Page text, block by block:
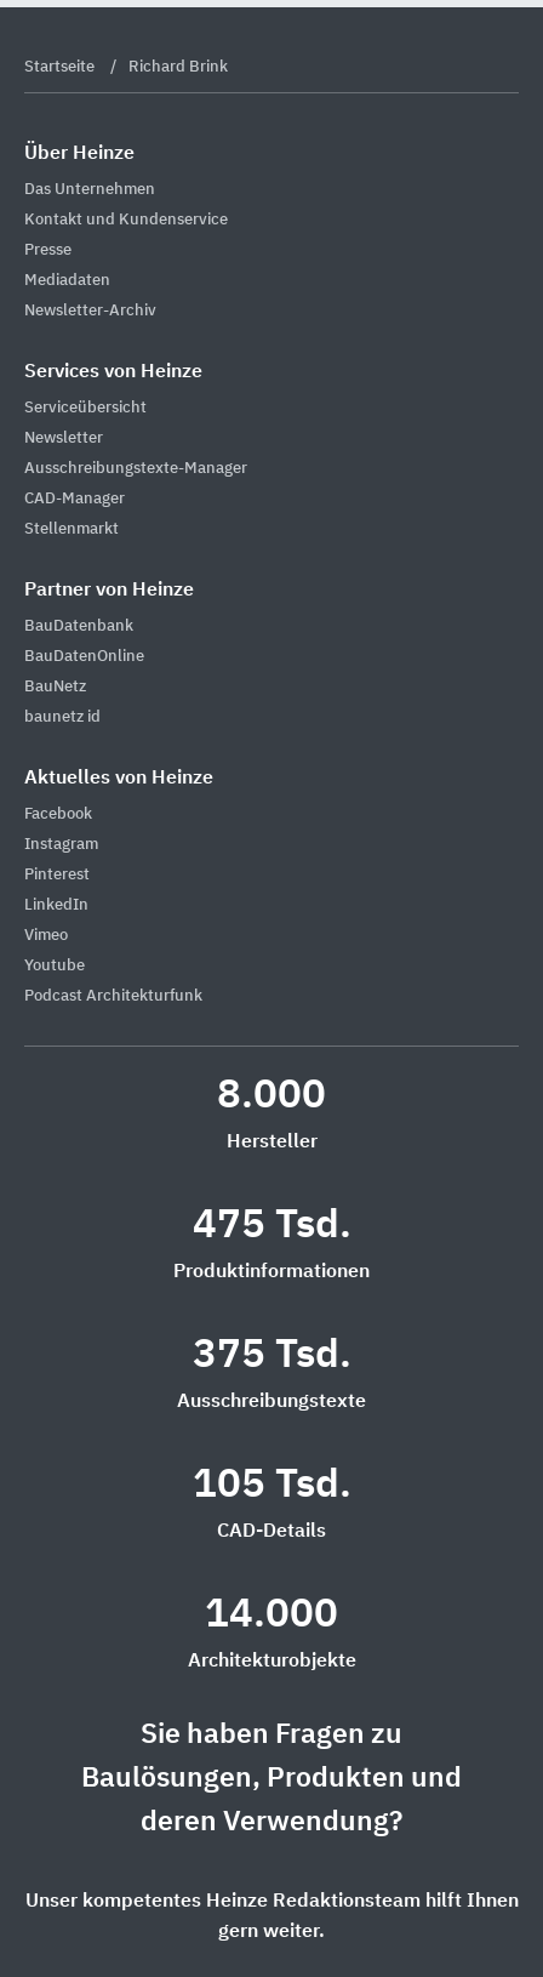
Startseite Richard Brink
Über Heinze
Das Unternehmen
Kontakt und Kundenservice
Presse
Mediadaten
Newsletter-Archiv
Services von Heinze
Serviceübersicht
Newsletter
Ausschreibungstexte-Manager
CAD-Manager
Stellenmarkt
Partner von Heinze
BauDatenbank
BauDatenOnline
BauNetz
baunetz id
Aktuelles von Heinze
Facebook
Instagram
Pinterest
LinkedIn
Vimeo
Youtube
Podcast Architekturfunk
8.000
Hersteller
475 Tsd.
Produktinformationen
375 Tsd.
Ausschreibungstexte
105 Tsd.
CAD-Details
14.000
Architekturobjekte
Sie haben Fragen zu
Baulösungen, Produkten und
deren Verwendung?
Unser kompetentes Heinze Redaktionsteam hilft Ihnen
gern weiter.